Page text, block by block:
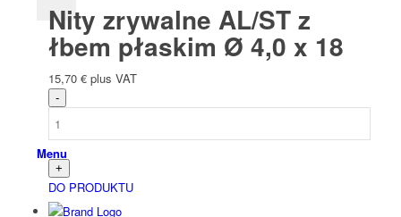
Menu
Nity zrywalne AL/ST z
łbem płaskim Ø 4,0 x 18
15,70 € plus VAT
DO PRODUKTU